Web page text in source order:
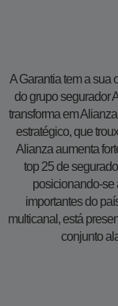
A Garantia tem a sua
do grupo segurador
transforma em
estratégico, que
Alianza aumenta
top 25 de
posicionando-se
importantes do
multicanal, está
conjunto